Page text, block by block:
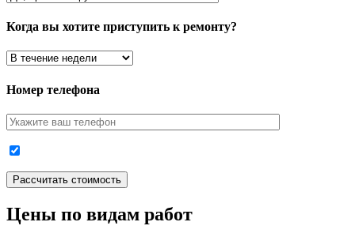
Когда вы хотите приступить к ремонту?
Номер телефона
Цены по видам работ